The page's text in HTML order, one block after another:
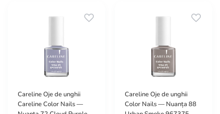
Careline Oje de unghii
Careline Color Nails —
Careline Oje de unghii
Color Nails — Nuanța 88